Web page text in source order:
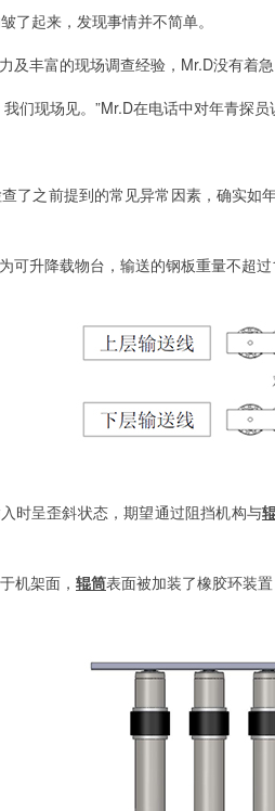
了起来，发现事情并不简单。
及丰富的现场调查经验，Mr.D没有着
们现场见。”Mr.D在电话中对年青探员
了之前提到的常见异常因素，确实
可升降载物台，输送的钢板重量不超
时呈歪斜状态，期望通过阻挡机构与
机架面， 辊筒表面被加装了橡胶环装